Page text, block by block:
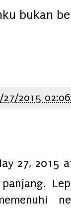
bukan
27/2015
27, 2015
panjang.